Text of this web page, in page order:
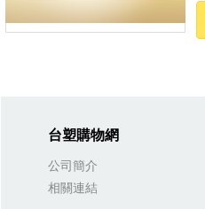
台塑購物網
公司簡介
相關連結